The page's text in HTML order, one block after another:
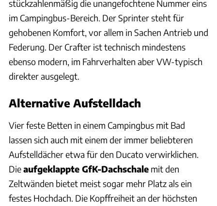
stückzahlenmäßig die unangefochtene Nummer eins
im Campingbus-Bereich. Der Sprinter steht für
gehobenen Komfort, vor allem in Sachen Antrieb und
Federung. Der Crafter ist technisch mindestens
ebenso modern, im Fahrverhalten aber VW-typisch
direkter ausgelegt.
Alternative Aufstelldach
Vier feste Betten in einem Campingbus mit Bad
lassen sich auch mit einem der immer beliebteren
Aufstelldächer etwa für den Ducato verwirklichen.
Dieaufgeklappte GfK-Dachschale mit den
Zeltwänden bietet meist sogar mehr Platz als ein
festes Hochdach. Die Kopffreiheit an der höchsten